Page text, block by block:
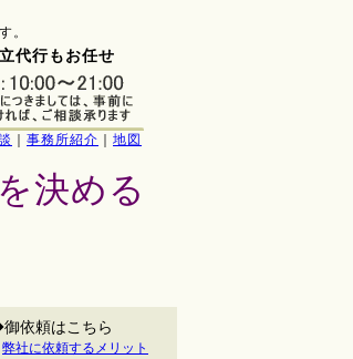
。
代行もお任せ
事務所紹介 地図
決める
依頼はこちら
弊社に依頼するメリット